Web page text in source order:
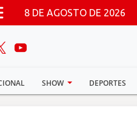
principal
8 DE AGOSTO DE 2026
SHOW DEPORTES